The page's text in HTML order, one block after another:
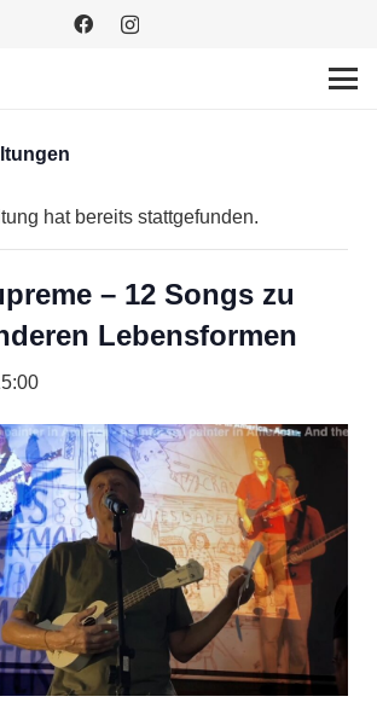
hat bereits stattgefunden.
– 12 Songs zu
Lebensformen